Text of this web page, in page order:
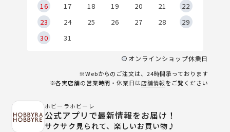
16
17 18 19 20 21
22
23
24 25 26 27 28
29
30
31
オンラインショップ休業日
※Webからのご注文は、24時間承っております
※各実店舗の営業時間・休業日は店舗情報をご覧ください
ホビーラホビーレ
公式アプリで最新情報をお届け！
サクサク見られて、楽しいお買い物♪